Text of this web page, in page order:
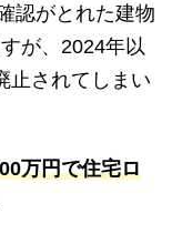
認がとれた建物
が、2024年以
止されてしまい
万円で住宅ロ